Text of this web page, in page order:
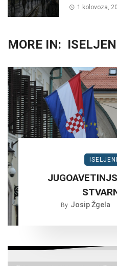
1 kolovoza,
MORE IN:
By Josip Žgela